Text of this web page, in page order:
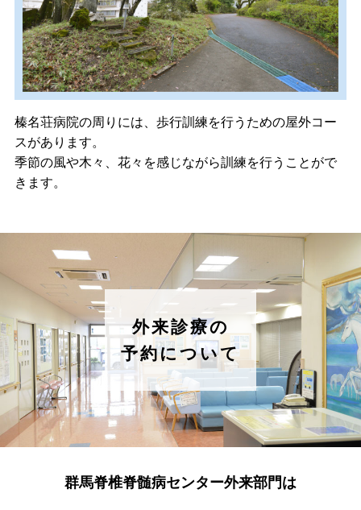
榛名荘病院の周りには、歩行訓練を行うための屋外コー
スがあります。
季節の風や木々、花々を感じながら訓練を行うことがで
きます。
外来診療の
予約について
群馬脊椎脊髄病センター外来部門は